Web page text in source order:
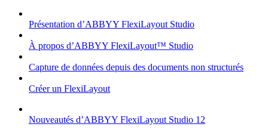
Présentation d’ABBYY FlexiLayout Studio
À propos d’ABBYY FlexiLayout™ Studio
Capture de données depuis des documents non structurés
Créer un FlexiLayout
Nouveautés d’ABBYY FlexiLayout Studio 12